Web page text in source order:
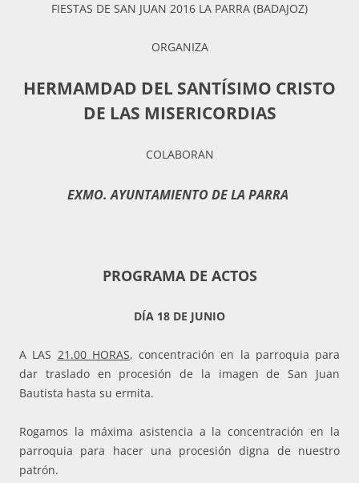
FIESTAS DE SAN JUAN 2016 LA PARRA (BADAJOZ)
ORGANIZA
HERMAMDAD DEL SANTÍSIMO CRISTO
DE LAS MISERICORDIAS
COLABORAN
EXMO. AYUNTAMIENTO DE LA PARRA
PROGRAMA DE ACTOS
DÍA 18 DE JUNIO
A LAS 21.00 HORAS, concentración en la parroquia para
dar traslado en procesión de la imagen de San Juan
Bautista hasta su ermita.
Rogamos la máxima asistencia a la concentración en la
parroquia para hacer una procesión digna de nuestro
patrón.